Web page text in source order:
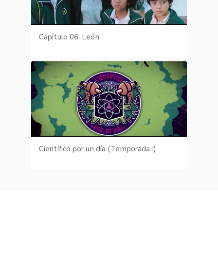
Capítulo 06: León
Científico por un día (Temporada I)